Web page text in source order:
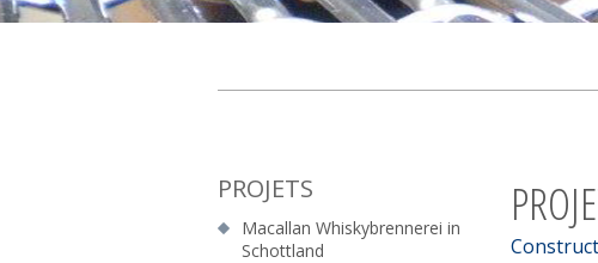
PROJETS
Macallan Whiskybrennerei in
Schottland